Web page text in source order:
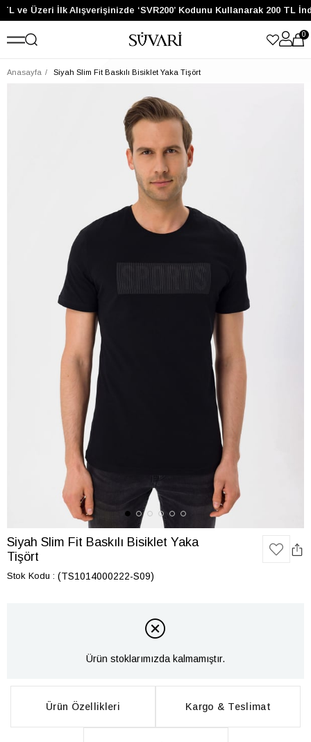
ve Üzeri İlk Alışverişinizde ‘SVR200’ Kodunu Kullanarak 200 TL
0
Anasayfa Siyah Slim Fit Baskılı Bisiklet Yaka Tişört
Siyah Slim Fit Baskılı Bisiklet Yaka
Tişört
Stok Kodu (TS1014000222-S09)
Ürün stoklarımızda kalmamıştır.
Ürün Özellikleri Kargo & Teslimat